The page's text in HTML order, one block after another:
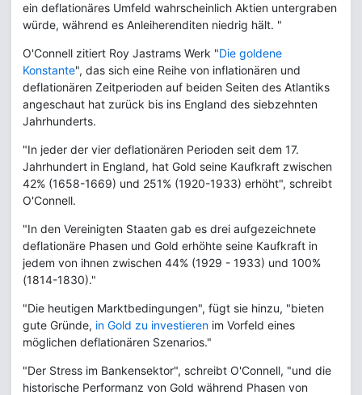
ein deflationäres Umfeld wahrscheinlich Aktien untergraben
würde, während es Anleiherenditen niedrig hält. "
O'Connell zitiert Roy Jastrams Werk "Die goldene
Konstante", das sich eine Reihe von inflationären und
deflationären Zeitperioden auf beiden Seiten des Atlantiks
angeschaut hat zurück bis ins England des siebzehnten
Jahrhunderts.
"In jeder der vier deflationären Perioden seit dem 17.
Jahrhundert in England, hat Gold seine Kaufkraft zwischen
42% (1658-1669) und 251% (1920-1933) erhöht", schreibt
O'Connell.
"In den Vereinigten Staaten gab es drei aufgezeichnete
deflationäre Phasen und Gold erhöhte seine Kaufkraft in
jedem von ihnen zwischen 44% (1929 - 1933) und 100%
(1814-1830)."
"Die heutigen Marktbedingungen", fügt sie hinzu, "bieten
gute Gründe, in Gold zu investieren im Vorfeld eines
möglichen deflationären Szenarios."
"Der Stress im Bankensektor", schreibt O'Connell, "und die
historische Performanz von Gold während Phasen von